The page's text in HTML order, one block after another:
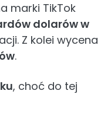
marki TikTok
dolarów w
Z kolei wycena
.
, choć do tej